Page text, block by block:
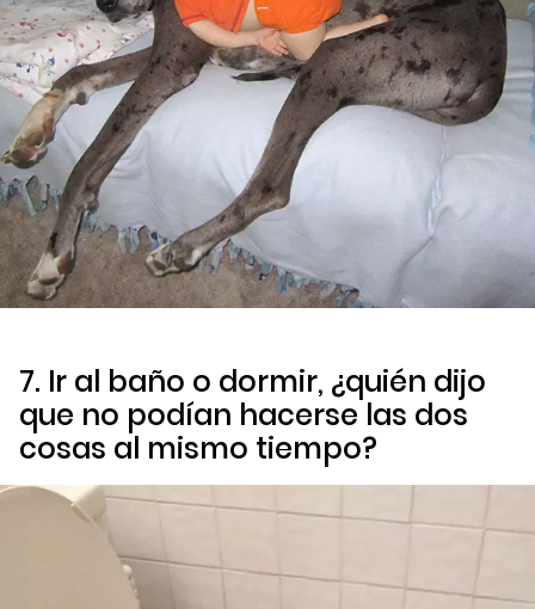
7. Ir al baño o dormir, ¿quién dijo
que no podían hacerse las dos
cosas al mismo tiempo?